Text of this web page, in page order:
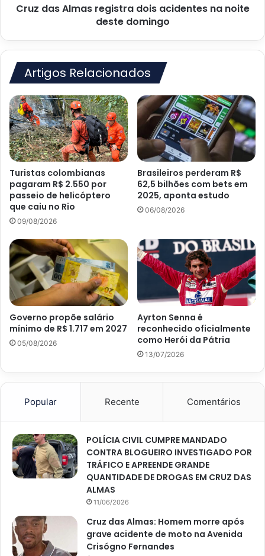
domingo
Cruz das Almas registra dois acidentes na noite
deste domingo
Artigos Relacionados
Turistas colombianas
pagaram R$ 2.550 por
passeio de helicóptero
que caiu no Rio
09/08/2026
Brasileiros perderam R$
62,5 bilhões com bets em
2025, aponta estudo
06/08/2026
Governo propõe salário
mínimo de R$ 1.717 em 2027
05/08/2026
Ayrton Senna é
reconhecido oficialmente
como Herói da Pátria
13/07/2026
Popular Recente Comentários
POLÍCIA CIVIL CUMPRE MANDADO
CONTRA BLOGUEIRO INVESTIGADO POR
TRÁFICO E APREENDE GRANDE
QUANTIDADE DE DROGAS EM CRUZ DAS
ALMAS
11/06/2026
Cruz das Almas: Homem morre após
grave acidente de moto na Avenida
Crisógno Fernandes